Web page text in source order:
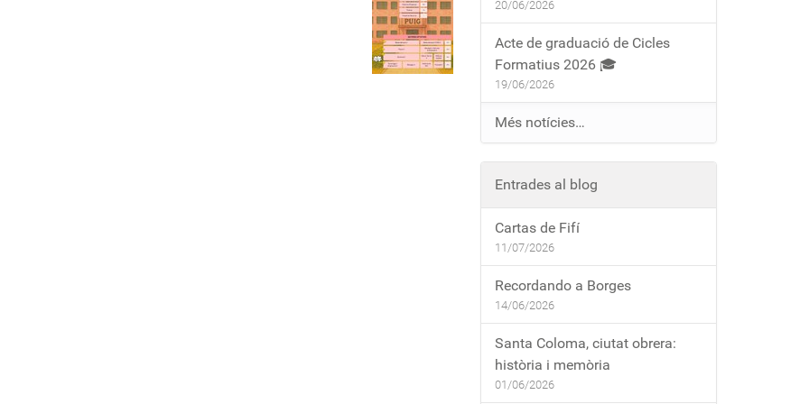
20/06/2026
Acte de graduació de Cicles
Formatius 2026 🎓
19/06/2026
Més notícies…
Entrades al blog
Cartas de Fifí
11/07/2026
Recordando a Borges
14/06/2026
Santa Coloma, ciutat obrera:
història i memòria
01/06/2026